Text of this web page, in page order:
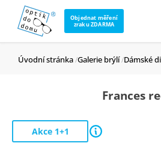
Objednat měření
zraku ZDARMA
Úvodní stránka Galerie brýlí Dámské
Frances
Akce 1+1